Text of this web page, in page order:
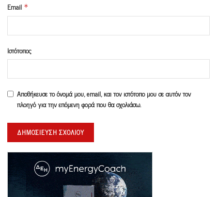
Email *
Ιστότοπος
Αποθήκευσε το όνομά μου, email, και τον ιστότοπο μου σε αυτόν τον
πλοηγό για την επόμενη φορά που θα σχολιάσω.